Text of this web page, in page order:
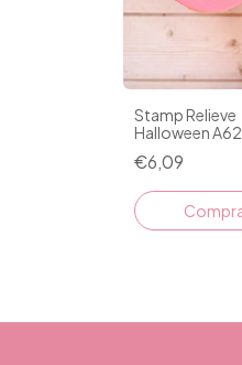
Stamp Relieve
Halloween
€6,09